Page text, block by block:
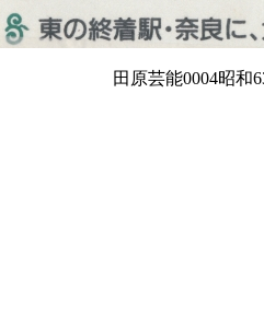
田原芸能0004昭和